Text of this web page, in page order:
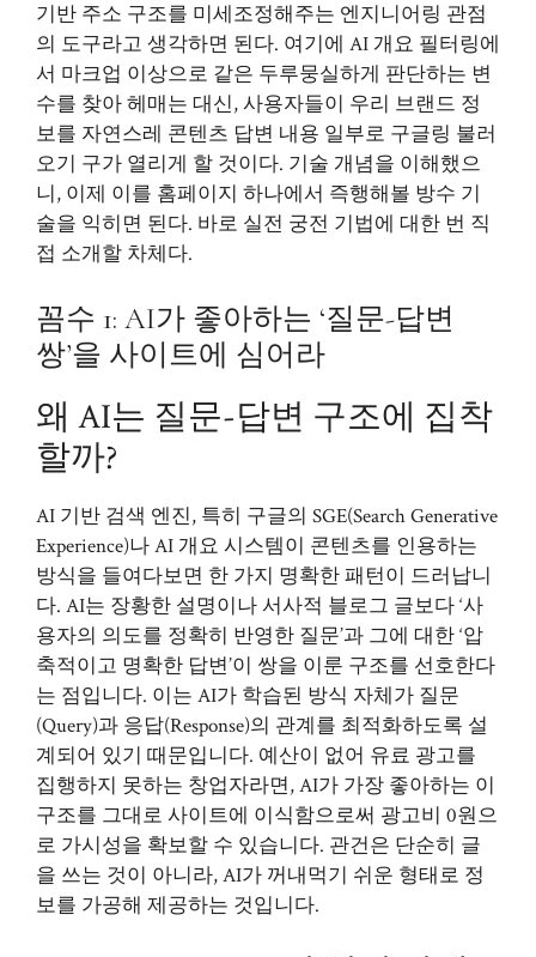
기반 주소 구조를 미세조정해주는 엔지니어링 관점
의 도구라고 생각하면 된다. 여기에 AI 개요 필터링에
서 마크업 이상으로 같은 두루뭉실하게 판단하는 변
수를 찾아 헤매는 대신, 사용자들이 우리 브랜드 정
보를 자연스레 콘텐츠 답변 내용 일부로 구글링 불러
오기 구가 열리게 할 것이다. 기술 개념을 이해했으
니, 이제 이를 홈페이지 하나에서 즉행해볼 방수 기
술을 익히면 된다. 바로 실전 궁전 기법에 대한 번 직
접 소개할 차체다.
꼼수 1: AI가 좋아하는 ‘질문-답변
쌍’을 사이트에 심어라
왜 AI는 질문-답변 구조에 집착
할까?
AI 기반 검색 엔진, 특히 구글의 SGE(Search Generative
Experience)나 AI 개요 시스템이 콘텐츠를 인용하는
방식을 들여다보면 한 가지 명확한 패턴이 드러납니
다. AI는 장황한 설명이나 서사적 블로그 글보다 ‘사
용자의 의도를 정확히 반영한 질문’과 그에 대한 ‘압
축적이고 명확한 답변’이 쌍을 이룬 구조를 선호한다
는 점입니다. 이는 AI가 학습된 방식 자체가 질문
(Query)과 응답(Response)의 관계를 최적화하도록 설
계되어 있기 때문입니다. 예산이 없어 유료 광고를
집행하지 못하는 창업자라면, AI가 가장 좋아하는 이
구조를 그대로 사이트에 이식함으로써 광고비 0원으
로 가시성을 확보할 수 있습니다. 관건은 단순히 글
을 쓰는 것이 아니라, AI가 꺼내먹기 쉬운 형태로 정
보를 가공해 제공하는 것입니다.